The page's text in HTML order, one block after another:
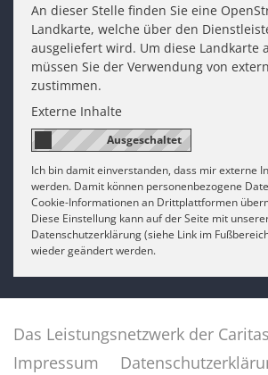
An dieser Stelle finden Sie eine
Landkarte, welche über den
ausgeliefert wird. Um diese Landkarte
müssen Sie der Verwendung von
zustimmen.
Externe Inhalte
Ich bin damit einverstanden, dass mir externe
werden. Damit können personenbezogene
Cookie-Informationen an Drittplattformen
Diese Einstellung kann auf der Seite mit
Datenschutzerklärung (siehe Link im
wieder geändert werden.
Das Leistungsnetzwerk der
Impressum